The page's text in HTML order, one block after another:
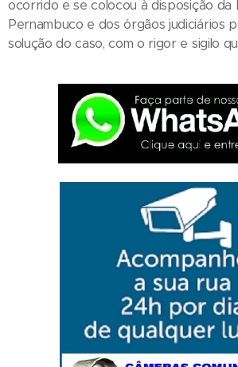
ocorrido e se colocou à disposição da
Pernambuco e dos órgãos judiciários
solução do caso, com o rigor e sigilo